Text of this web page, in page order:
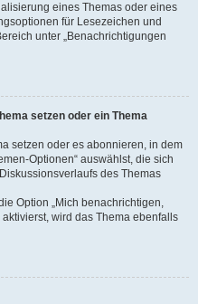
eines Themas oder eines
für Lesezeichen und
unter „Benachrichtigungen
setzen oder ein Thema
setzen oder es abonnieren, in dem
Optionen“ auswählst, die sich
des Themas
Option „Mich benachrichtigen,
wird das Thema ebenfalls